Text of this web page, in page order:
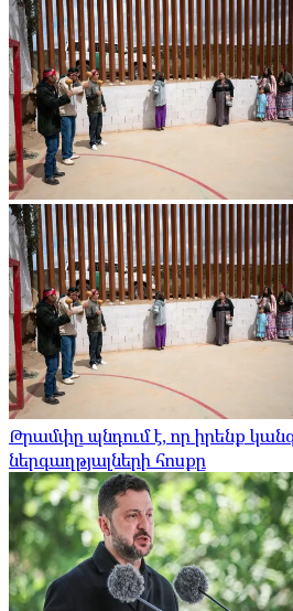
Թրամփը պնդում է, որ իրենք
ներգաղթյալների հոսքը